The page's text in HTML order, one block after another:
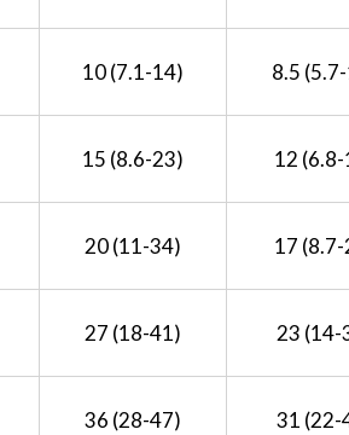
10 (7.1-14) 8.5
15 (8.6-23) 12
20 (11-34) 17
27 (18-41) 23 (14-
36 (28-47) 31 (22-